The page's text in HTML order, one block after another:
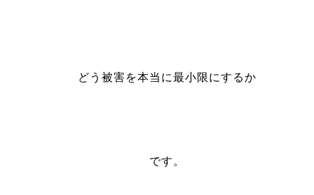
どう被害を本当に最小限にするか
です。